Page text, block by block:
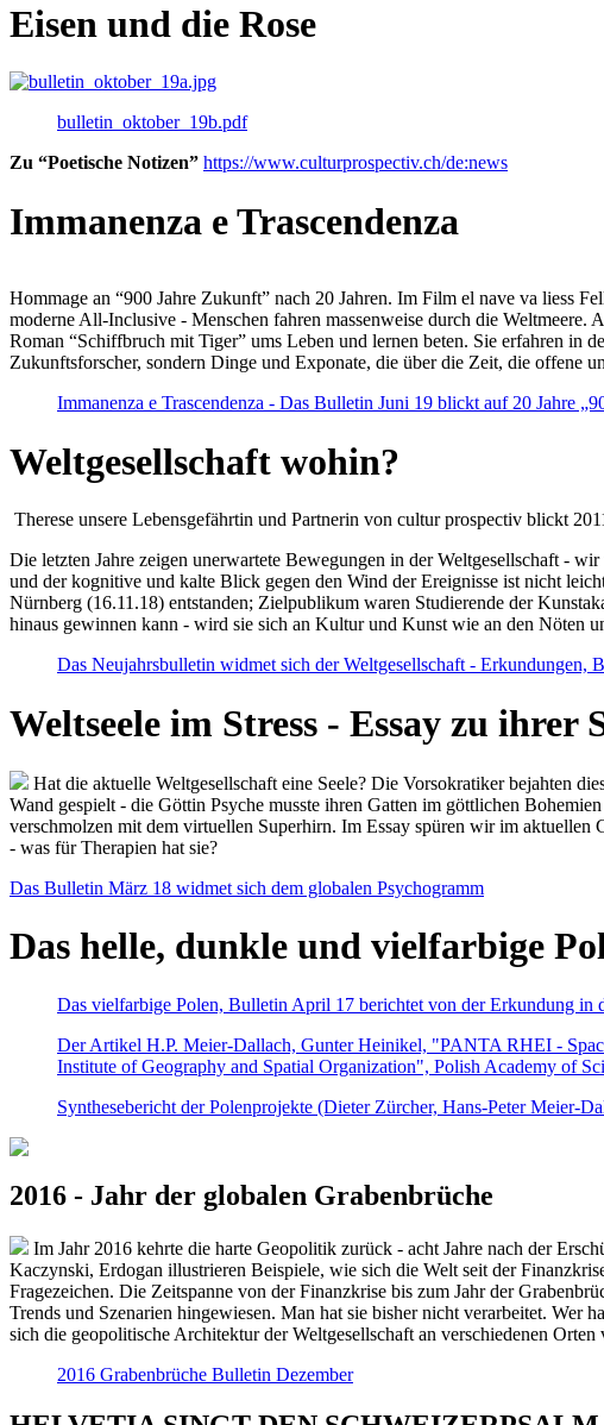
Eisen und die Rose
bulletin_oktober_19b.pdf
Zu “Poetische Notizen” https://www.culturprospectiv.ch/de:news
Immanenza e Trascendenza
Hommage an “900 Jahre Zukunft” nach 20 Jahren. Im Film el nave va liess
moderne All-Inclusive - Menschen fahren massenweise durch die
Roman “Schiffbruch mit Tiger” ums Leben und lernen beten. Sie erfahren
Zukunftsforscher, sondern Dinge und Exponate, die über die Zeit, die offene
Immanenza e Trascendenza - Das Bulletin Juni 19 blickt auf 20 Jahre
Weltgesellschaft wohin?
Therese unsere Lebensgefährtin und Partnerin von cultur prospectiv blickt
Die letzten Jahre zeigen unerwartete Bewegungen in der Weltgesellschaft -
und der kognitive und kalte Blick gegen den Wind der Ereignisse ist nicht
Nürnberg (16.11.18) entstanden; Zielpublikum waren Studierende der
hinaus gewinnen kann - wird sie sich an Kultur und Kunst wie an den Nöten
Das Neujahrsbulletin widmet sich der Weltgesellschaft - Erkundungen,
Weltseele im Stress - Essay zu ihrer
Hat die aktuelle Weltgesellschaft eine Seele? Die Vorsokratiker bejahten
Wand gespielt - die Göttin Psyche musste ihren Gatten im göttlichen
verschmolzen mit dem virtuellen Superhirn. Im Essay spüren wir im aktuellen
- was für Therapien hat sie?
Das Bulletin März 18 widmet sich dem globalen Psychogramm
Das helle, dunkle und vielfarbige
Das vielfarbige Polen, Bulletin April 17 berichtet von der Erkundung in
Der Artikel H.P. Meier-Dallach, Gunter Heinikel, "PANTA RHEI -
Institute of Geography and Spatial Organization", Polish Academy of
Synthesebericht der Polenprojekte (Dieter Zürcher, Hans-Peter Meier-
2016 - Jahr der globalen Grabenbrüche
Im Jahr 2016 kehrte die harte Geopolitik zurück - acht Jahre nach der
Kaczynski, Erdogan illustrieren Beispiele, wie sich die Welt seit der
Fragezeichen. Die Zeitspanne von der Finanzkrise bis zum Jahr der
Trends und Szenarien hingewiesen. Man hat sie bisher nicht verarbeitet. Wer
sich die geopolitische Architektur der Weltgesellschaft an verschiedenen Orten
2016 Grabenbrüche Bulletin Dezember